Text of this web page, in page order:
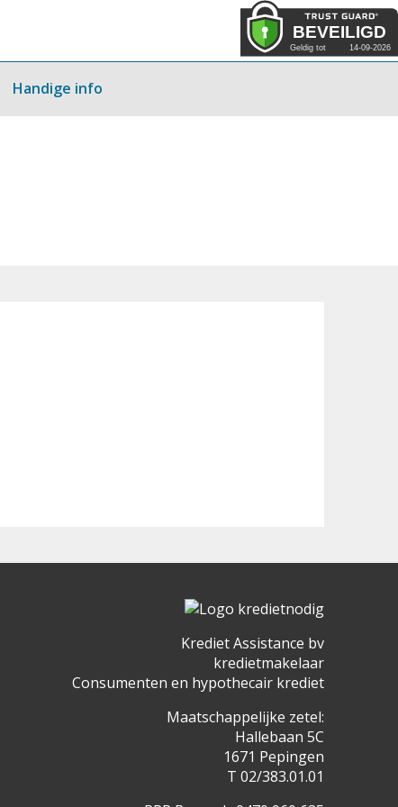
Handige info
Krediet Assistance bv
kredietmakelaar
Consumenten en hypothecair krediet
Maatschappelijke zetel:
Hallebaan 5C
1671 Pepingen
T 02/383.01.01